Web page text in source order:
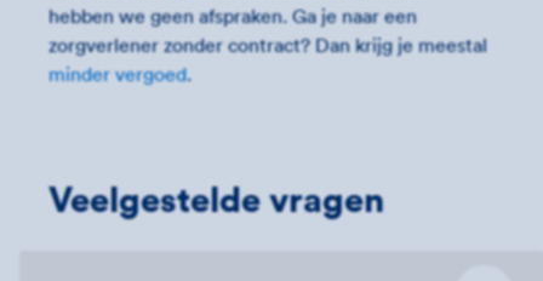
hebben we geen afspraken. Ga je naar een
zorgverlener zonder contract? Dan krijg je meestal
minder vergoed.
Veelgestelde vragen